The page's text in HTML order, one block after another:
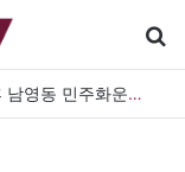
유가협 창립 40주년 기념식…12일 오후 남영동 민주화운동기념관